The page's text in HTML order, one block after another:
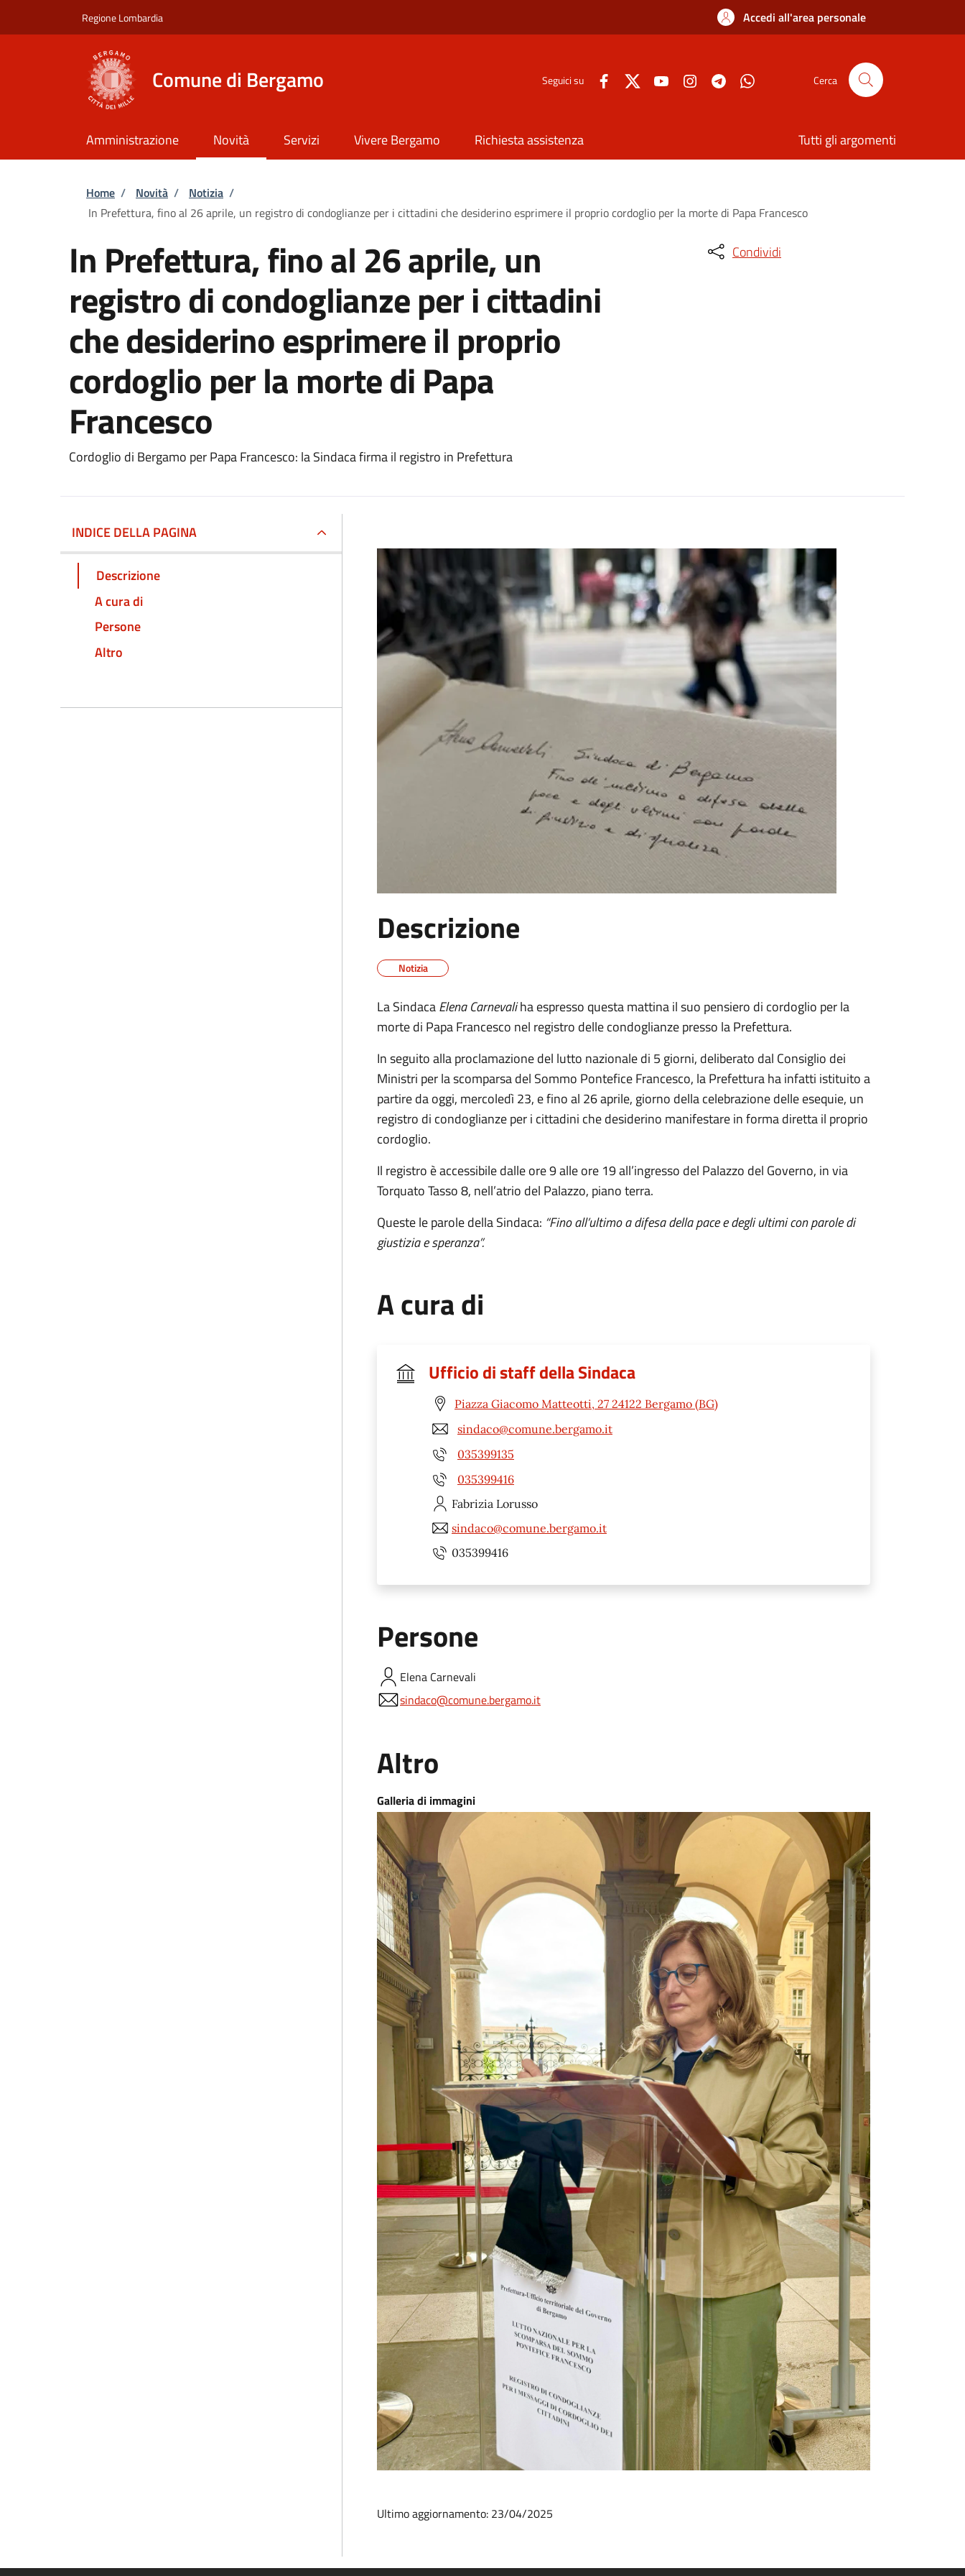
Regione Lombardia Accedi all'area personale
Comune di Bergamo Seguici su Cerca
Amministrazione Novità Servizi Vivere Bergamo Richiesta assistenza Tutti gli argomenti
Briciole di pane
Home / Novità / Notizia /
In Prefettura, fino al 26 aprile, un registro di condoglianze per i cittadini che desiderino esprimere il proprio cordoglio per la morte di Papa Francesco
In Prefettura, fino al 26 aprile, un
registro di condoglianze per i cittadini
che desiderino esprimere il proprio
cordoglio per la morte di Papa
Francesco
Cordoglio di Bergamo per Papa Francesco: la Sindaca firma il registro in Prefettura
Condividi
INDICE DELLA PAGINA
Descrizione
A cura di
Persone
Altro
Descrizione
Notizia
La SindacaElena Carnevaliha espresso questa mattina il suo pensiero di cordoglio per la
morte di Papa Francesco nel registro delle condoglianze presso la Prefettura.
In seguito alla proclamazione del lutto nazionale di 5 giorni, deliberato dal Consiglio dei
Ministri per la scomparsa del Sommo Pontefice Francesco, la Prefettura ha infatti istituito a
partire da oggi, mercoledì 23, e fino al 26 aprile, giorno della celebrazione delle esequie, un
registro di condoglianze per i cittadini che desiderino manifestare in forma diretta il proprio
cordoglio.
Il registro è accessibile dalle ore 9 alle ore 19 all’ingresso del Palazzo del Governo, in via
Torquato Tasso 8, nell’atrio del Palazzo, piano terra.
Queste le parole della Sindaca: “Fino all’ultimo a difesa della pace e degli ultimi con parole di
giustizia e speranza”.
A cura di
Ufficio di staff della Sindaca
Piazza Giacomo Matteotti, 27 24122 Bergamo (BG)
sindaco@comune.bergamo.it
035399135
035399416
Fabrizia Lorusso
sindaco@comune.bergamo.it
035399416
Persone
Elena Carnevali
sindaco@comune.bergamo.it
Altro
Galleria di immagini
Ultimo aggiornamento: 23/04/2025